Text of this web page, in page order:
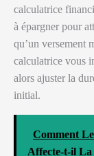
calculatrice
à épargner pour
qu’un versement
calculatrice vous
alors ajuster la
initial.
Comment
Affecte-t-il